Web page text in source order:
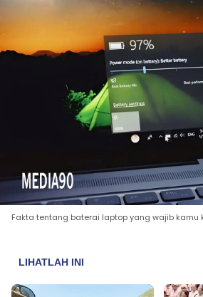
Fakta tentang baterai laptop yang wajib kamu